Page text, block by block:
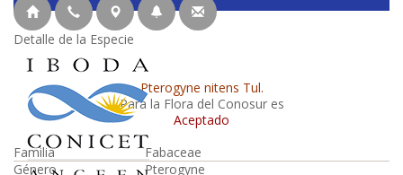
Detalle de la Especie
Pterogyne nitens Tul.
Para la Flora del Conosur es
Aceptado
Familia
Fabaceae
Género
Pterogyne